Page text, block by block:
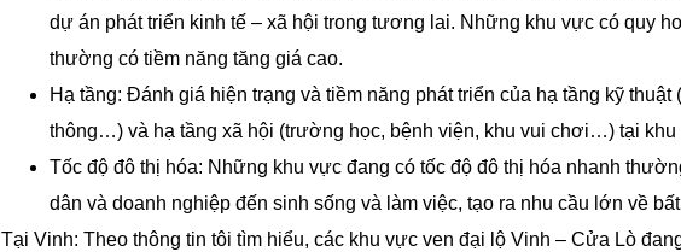
dự án phát triển kinh tế – xã hội trong tương lai. Những khu vực có quy
thường có tiềm năng tăng giá cao.
Hạ tầng: Đánh giá hiện trạng và tiềm năng phát triển của hạ tầng kỹ
thông…) và hạ tầng xã hội (trường học, bệnh viện, khu vui chơi…) tại khu
Tốc độ đô thị hóa: Những khu vực đang có tốc độ đô thị hóa nhanh
dân và doanh nghiệp đến sinh sống và làm việc, tạo ra nhu cầu lớn về
Tại Vinh: Theo thông tin tôi tìm hiểu, các khu vực ven đại lộ Vinh – Cửa Lò